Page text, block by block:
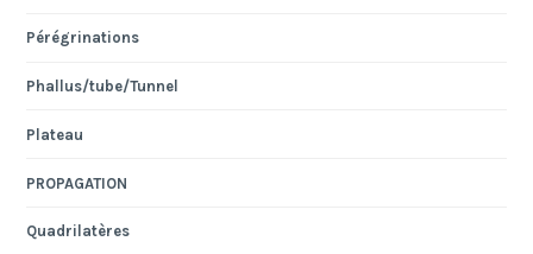
Pérégrinations
Phallus/tube/Tunnel
Plateau
PROPAGATION
Quadrilatères